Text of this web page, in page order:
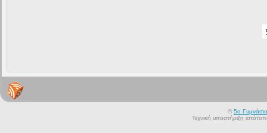
© 5ο
Τεχνική υποστήριξη